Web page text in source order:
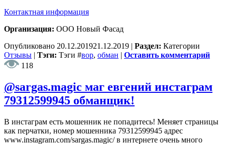
Контактная информация
Организация: ООО Новый Фасад
Опубликовано 20.12.201921.12.2019 | Раздел: Категории
Отзывы | Тэги: Тэги #вор, обман | Оставить комментарий
118
@sargas.magic маг евгений инстаграм
79312599945 обманщик!
В инстаграм есть мошенник не попадитесь! Меняет страницы
как перчатки, номер мошенника 79312599945 адрес
www.instagram.com/sargas.magic/ в интернете очень много